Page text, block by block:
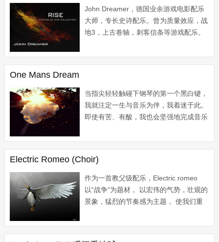
John Dreamer，德国业余游戏电影配乐
大师，专长史诗配乐。曾为质量效应，战
地3，上古卷轴，刺客信条等游戏配乐。
的一支单曲。...
One Mans Dream
当指尖轻轻触碰下钢琴的第一个黑白键，
我就注定一生与音乐为伴，我着迷于此。
即使有苦、有酸，我也会坚强地完成音乐
律，我不能丢失 。...
Electric Romeo (Choir)
作为一首教父级配乐，Electric romeo
以“战争”为题材， 以宏伟的气势，壮观的
景象，猛烈的节奏感为主题， 使我们重
音乐。如果要上升到一个高...